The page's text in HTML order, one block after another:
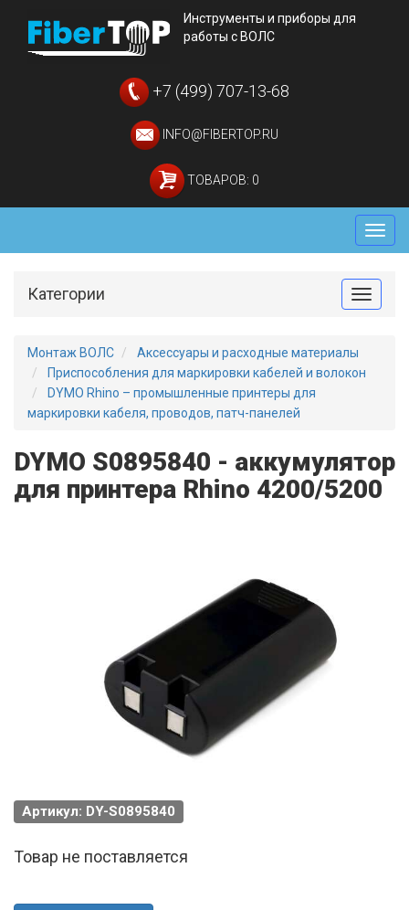
Инструменты и приборы для
работы с ВОЛС
+7 (499) 707-13-68
INFO@FIBERTOP.RU
ТОВАРОВ: 0
Меню
Toggle
Категории
Монтаж ВОЛС
Аксессуары и расходные материалы
Приспособления для маркировки кабелей и волокон
DYMO Rhino – промышленные принтеры для
маркировки кабеля, проводов, патч-панелей
DYMO S0895840 - аккумулятор
для принтера Rhino 4200/5200
Артикул: DY-S0895840
Товар не поставляется